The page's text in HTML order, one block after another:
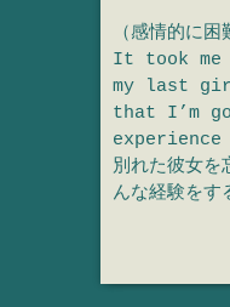
（感情的に
It took me
my last
that I’m
別れた彼女を
んな経験をす